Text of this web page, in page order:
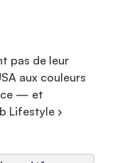
pas de leur
aux couleurs
— et
Lifestyle ›